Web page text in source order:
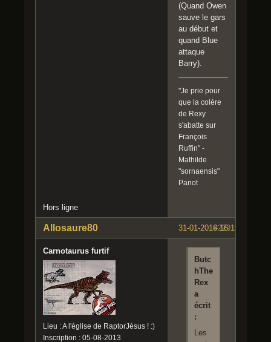
(Quand Owen
sauve le gars
au début et
quand Blue
attaque
Barry).
"Je prie pour
que la colère
de Rexy
s'abatte sur
François
Ruffin" -
Mathilde
"sornaensis"
Panot
Hors ligne
#229
31-01-2016 16:19:29
Allosaure80
Carnotaurus furtif
Lieu : A l'église de RaptorJésus ! :)
Inscription : 05-08-2013
Butc
hThe
Rex
a
écrit
:
Les